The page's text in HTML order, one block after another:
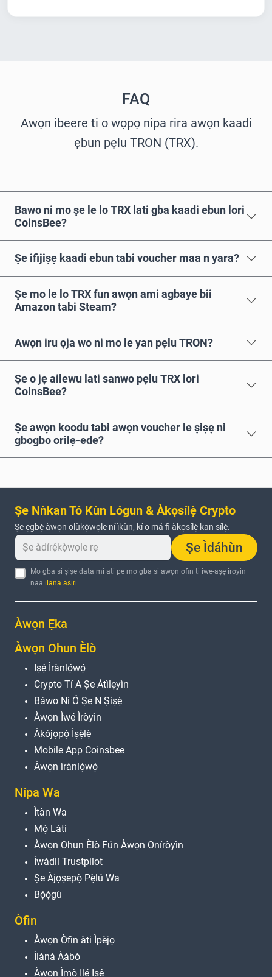
FAQ
Awọn ibeere ti o wọpọ nipa rira awọn kaadi
ẹbun pẹlu TRON (TRX).
Bawo ni mo ṣe le lo TRX lati gba kaadi ebun lori
CoinsBee?
Ṣe ifijiṣẹ kaadi ebun tabi voucher maa n yara?
Ṣe mo le lo TRX fun awọn ami agbaye bii
Amazon tabi Steam?
Awọn iru ọja wo ni mo le yan pẹlu TRON?
Ṣe o jẹ ailewu lati sanwo pẹlu TRX lori
CoinsBee?
Ṣe awọn koodu tabi awọn voucher le ṣiṣẹ ni
gbogbo orilẹ-ede?
Ṣe Nǹkan Tó Kùn Lógun & Àkọsílẹ̀ Crypto
Ṣe ẹgbẹ́ àwọn olùkọ́wọle ní ìkùn, kí o má fi àkọsílẹ̀ kan sílẹ̀.
Ṣe Ìdáhùn
Mo gba si ṣiṣe data mi ati pe mo gba si awọn ofin ti iwe-aṣẹ iroyin
naa ilana asiri.
Àwọn Ẹ̀ka
Àwọn Ohun Èlò
Iṣẹ́ Ìrànlọ́wọ́
Crypto Tí A Ṣe Àtìlẹyìn
Báwo Ni Ó Ṣe N Ṣiṣẹ́
Àwọn Ìwé Ìròyìn
Àkójọpọ̀ Ìṣẹ̀lẹ̀
Mobile App Coinsbee
Àwọn ìrànlọ́wọ́
Nípa Wa
Ìtàn Wa
Mọ̀ Láti
Àwọn Ohun Èlò Fún Àwọn Oníròyìn
Ìwádìí Trustpilot
Ṣe Àjọṣepọ̀ Pẹ̀lú Wa
Bọ́ọ̀gù
Òfin
Àwọn Òfin àti Ìpèjọ
Ìlànà Ààbò
Àwọn Ìmọ̀ Ilé Iṣẹ́